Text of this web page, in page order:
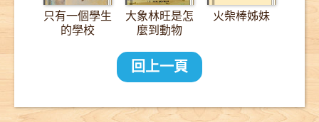
只有一個學生
的學校
大象林旺是怎
麼到動物
2000公里的
長征
火柴棒姊妹
回上一頁